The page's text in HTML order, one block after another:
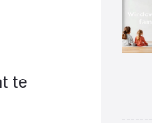
te